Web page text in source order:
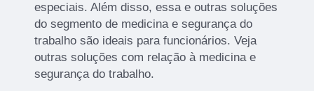
especiais. Além disso, essa e outras soluções
do segmento de medicina e segurança do
trabalho são ideais para funcionários. Veja
outras soluções com relação à medicina e
segurança do trabalho.